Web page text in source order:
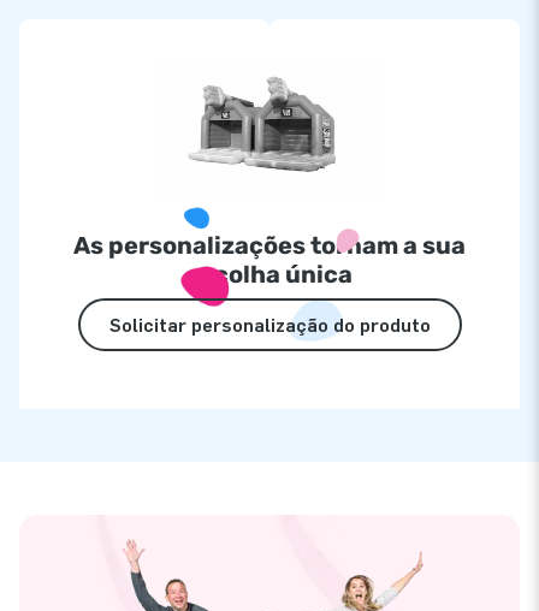
As personalizações tornam a sua
escolha única
Solicitar personalização do produto